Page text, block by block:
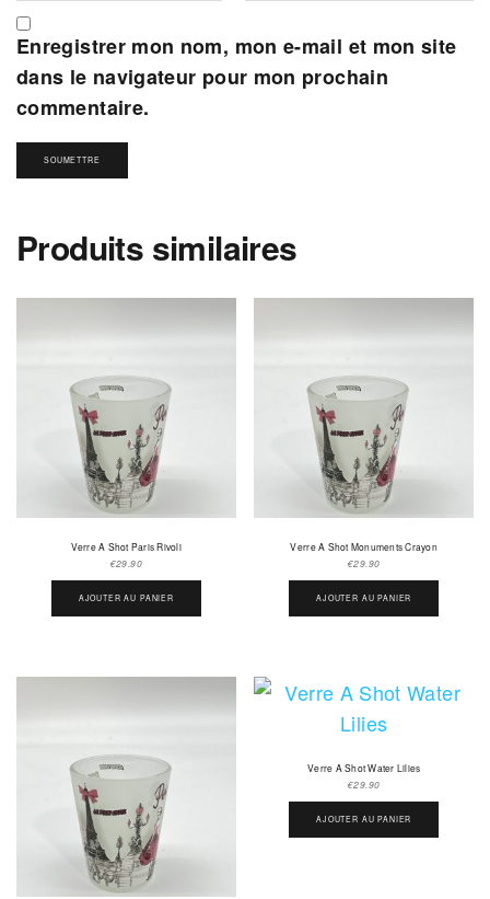
Enregistrer mon nom, mon e-mail et mon site
dans le navigateur pour mon prochain
commentaire.
Produits similaires
Verre A Shot Paris Rivoli
€29.90
AJOUTER AU PANIER
Verre A Shot Monuments Crayon
€29.90
AJOUTER AU PANIER
Verre A Shot Water Lilies
€29.90
AJOUTER AU PANIER